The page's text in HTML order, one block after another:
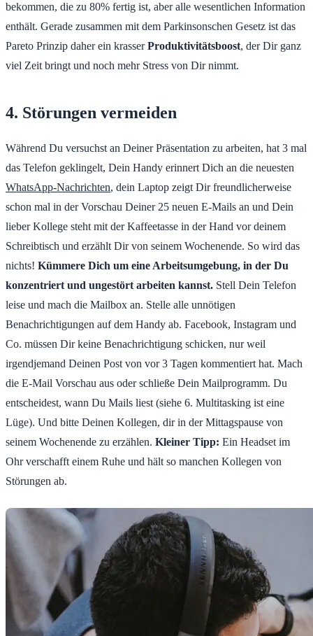
bekommen, die zu 80% fertig ist, aber alle wesentlichen Information
enthält. Gerade zusammen mit dem Parkinsonschen Gesetz ist das
Pareto Prinzip daher ein krasserProduktivitätsboost, der Dir ganz
viel Zeit bringt und noch mehr Stress von Dir nimmt.
4. Störungen vermeiden
Während Du versuchst an Deiner Präsentation zu arbeiten, hat 3 mal
das Telefon geklingelt, Dein Handy erinnert Dich an die neuesten
WhatsApp-Nachrichten, dein Laptop zeigt Dir freundlicherweise
schon mal in der Vorschau Deiner 25 neuen E-Mails an und Dein
lieber Kollege steht mit der Kaffeetasse in der Hand vor deinem
Schreibtisch und erzählt Dir von seinem Wochenende. So wird das
nichts! Kümmere Dich um eine Arbeitsumgebung, in der Du
konzentriert und ungestört arbeiten kannst. Stell Dein Telefon
leise und mach die Mailbox an. Stelle alle unnötigen
Benachrichtigungen auf dem Handy ab. Facebook, Instagram und
Co. müssen Dir keine Benachrichtigung schicken, nur weil
irgendjemand Deinen Post von vor 3 Tagen kommentiert hat. Mach
die E-Mail Vorschau aus oder schließe Dein Mailprogramm. Du
entscheidest, wann Du Mails liest (siehe 6. Multitasking ist eine
Lüge). Und bitte Deinen Kollegen, dir in der Mittagspause von
seinem Wochenende zu erzählen. Kleiner Tipp: Ein Headset im
Ohr verschafft einem Ruhe und hält so manchen Kollegen von
Störungen ab.